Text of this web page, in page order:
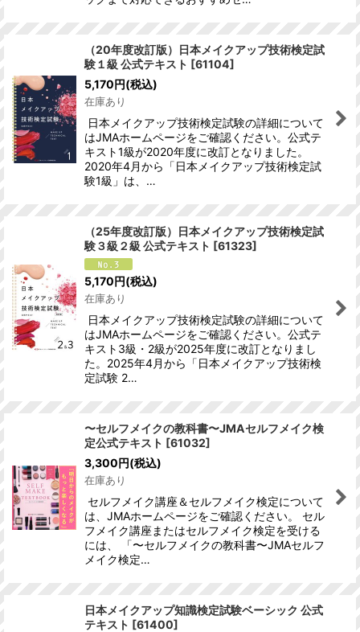
（20年度改訂版）日本メイクアップ技術検定試
験１級 公式テキスト [61104]
5,170円(税込)
在庫あり
日本メイクアップ技術検定試験の詳細について
はJMAホームページをご確認ください。公式テ
キスト1級が2020年度に改訂となりました。
2020年4月から「日本メイクアップ技術検定試
験1級」は、…
（25年度改訂版）日本メイクアップ技術検定試
験３級２級 公式テキスト [61323]
5,170円(税込)
在庫あり
日本メイクアップ技術検定試験の詳細について
はJMAホームページをご確認ください。公式テ
キスト3級・2級が2025年度に改訂となりまし
た。2025年4月から「日本メイクアップ技術検
定試験 2…
〜セルフメイクの教科書〜JMAセルフメイク検
定公式テキスト [61032]
3,300円(税込)
在庫あり
セルフメイク講座＆セルフメイク検定について
は、JMAホームページをご確認ください。 セル
フメイク講座またはセルフメイク検定を受ける
には、 「〜セルフメイクの教科書〜JMAセルフ
メイク検定…
日本メイクアップ知識検定試験ベーシック 公式
テキスト [61400]